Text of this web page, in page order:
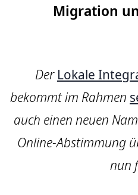
Migration
Der Lokale
bekommt im Rahmen
auch einen neuen
Online-Abstimmung
nun